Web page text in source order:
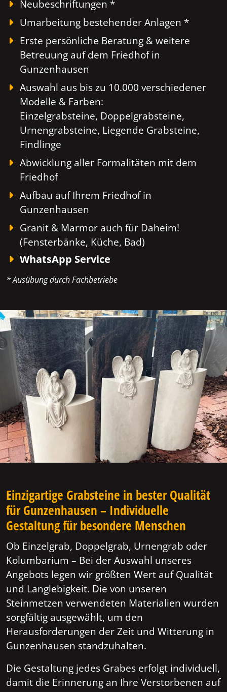
Neubeschriftungen *
Umarbeitung bestehender Anlagen *
Erste persönliche Beratung & weitere
Betreuung auf dem Friedhof in
Gunzenhausen
Auswahl aus bis zu 10.000 verschiedener
Modelle & Farben:
Einzelgrabsteine, Doppelgrabsteine,
Urnengrabsteine, Liegende Grabsteine,
Findlinge
Abwicklung aller Formalitäten mit dem
Friedhof
Aufbau auf Ihrem Friedhof in
Gunzenhausen
Granit & Marmor auch für Daheim!
(Fensterbänke, Küche, Bad)
WhatsApp Service
* Ausübung durch Fachbetriebe
Einzigartige Grabsteine in bester Qualität
für Gunzenhausen – Individuelle
Gestaltung für besondere Menschen
Ob Einzelgrab, Doppelgrab, Urnengrab oder
Kolumbarium – Bei der Auswahl unseres
Angebots legen wir größten Wert auf Qualität
und Langlebigkeit. Die von unseren
Steinmetzen verwendeten Materialien wurden
sorgfältig ausgewählt, um den
Herausforderungen der Zeit und Witterung in
Gunzenhausen standzuhalten.
Die Gestaltung jedes Grabes erfolgt individuell,
damit die Erinnerung an Ihre Verstorbenen auf